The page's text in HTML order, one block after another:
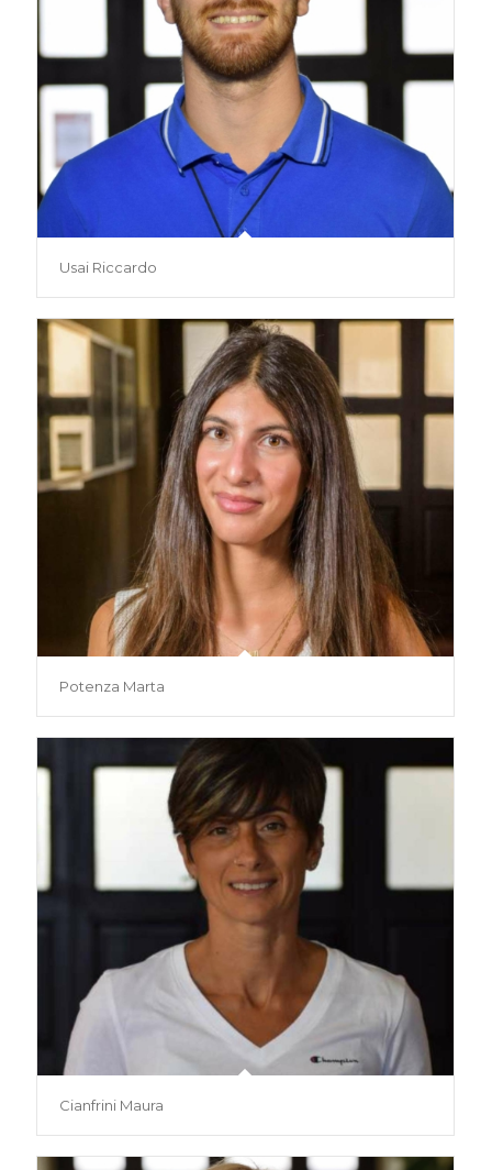
Usai Riccardo
Potenza Marta
Cianfrini Maura